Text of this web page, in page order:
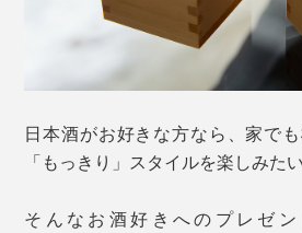
日本酒がお好きな方なら、家で
「もっきり」スタイルを楽しみたい
そんなお酒好きへのプレゼ